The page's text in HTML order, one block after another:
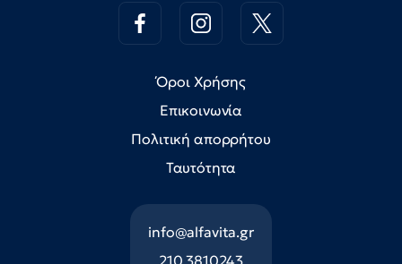
Όροι Χρήσης
Επικοινωνία
Πολιτική απορρήτου
Ταυτότητα
info@alfavita.gr
210 3810243